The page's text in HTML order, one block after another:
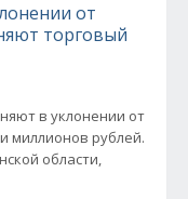
от
торговый
в уклонении от
миллионов рублей.
области,